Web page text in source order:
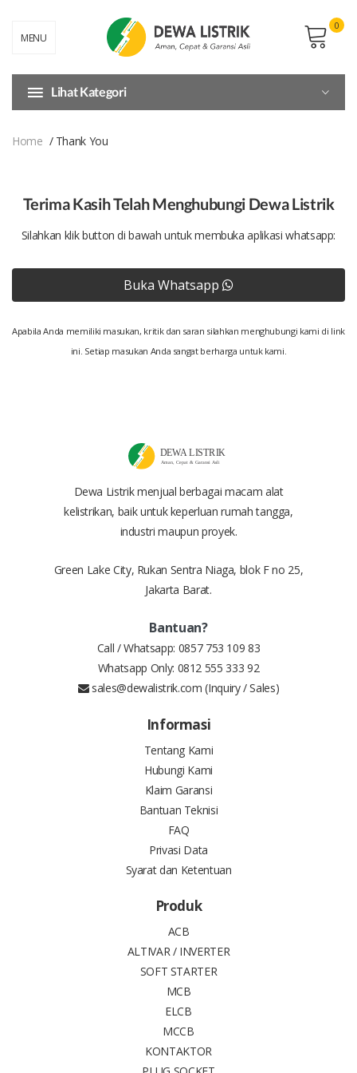
0
Lihat Kategori
MENU
Home Thank You
Terima Kasih Telah Menghubungi Dewa Listrik
Silahkan klik button di bawah untuk membuka aplikasi whatsapp:
Buka Whatsapp
Apabila Anda memiliki masukan, kritik dan saran silahkan menghubungi kami di link
ini. Setiap masukan Anda sangat berharga untuk kami.
Dewa Listrik menjual berbagai macam alat
kelistrikan, baik untuk keperluan rumah tangga,
industri maupun proyek.
Green Lake City, Rukan Sentra Niaga, blok F no 25,
Jakarta Barat.
Bantuan?
Call / Whatsapp: 0857 753 109 83
Whatsapp Only: 0812 555 333 92
sales@dewalistrik.com (Inquiry / Sales)
Informasi
Tentang Kami
Hubungi Kami
Klaim Garansi
Bantuan Teknisi
FAQ
Privasi Data
Syarat dan Ketentuan
Produk
ACB
ALTIVAR / INVERTER
SOFT STARTER
MCB
ELCB
MCCB
KONTAKTOR